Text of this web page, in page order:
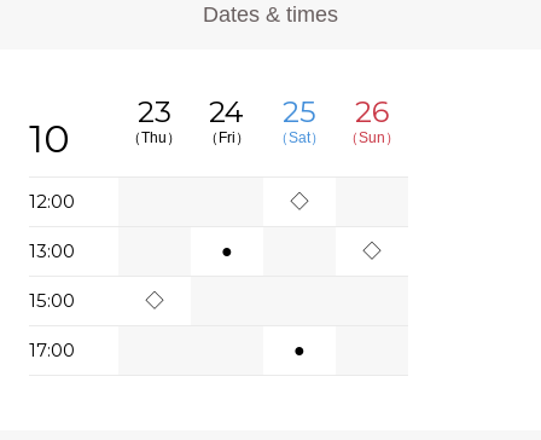
Dates & times
10
23
（Thu）
24
（Fri）
25
（Sat）
26
（Sun）
12:00 ◇
13:00 ● ◇
15:00 ◇
17:00 ●